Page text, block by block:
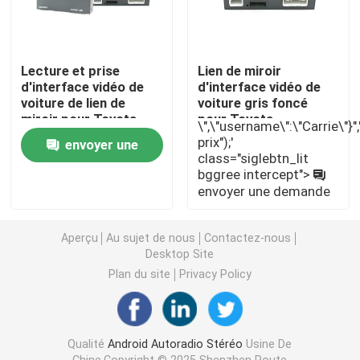
Stéréo universel de voiture
Autoradio d'OEM
interface visuelle de voiture
Came DVR de tiret de voiture
Caméra de voiture panoramique 360
Lecture et prise
d'interface vidéo de
voiture de lien de
miroir pour Toyota
Avalon
envoyer une
Lien de miroir
d'interface vidéo de
voiture gris foncé
pour Toyota
Highlander Avalon
prix");'
class="siglebtn_lit
bggree intercept">
envoyer une demande
Aperçu Au sujet de nous
Contactez-nous
Desktop Site
Plan du site
Privacy Policy
QualitéAndroid Autoradio Stéréo Usine De